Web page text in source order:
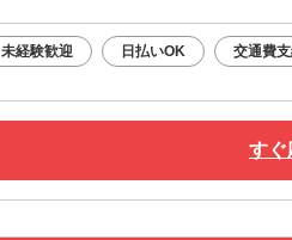
未経験歓迎 日払いOK 交通費
すぐ